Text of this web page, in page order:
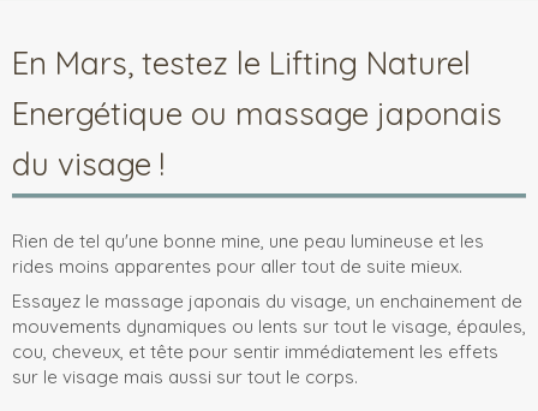
En Mars, testez le Lifting Naturel
Energétique ou massage japonais
du visage !
Rien de tel qu'une bonne mine, une peau lumineuse et les
rides moins apparentes pour aller tout de suite mieux.
Essayez le massage japonais du visage, un enchainement de
mouvements dynamiques ou lents sur tout le visage, épaules,
cou, cheveux, et tête pour sentir immédiatement les effets
sur le visage mais aussi sur tout le corps.